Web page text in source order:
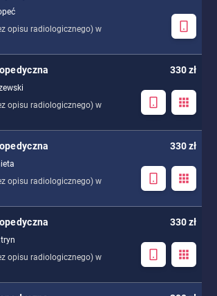
opisu radiologicznego) w
opisu radiologicznego) w
330 zł
opisu radiologicznego) w
330 zł
opisu radiologicznego) w
330 zł